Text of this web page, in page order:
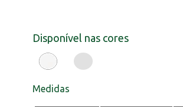
Disponível nas cores
Medidas